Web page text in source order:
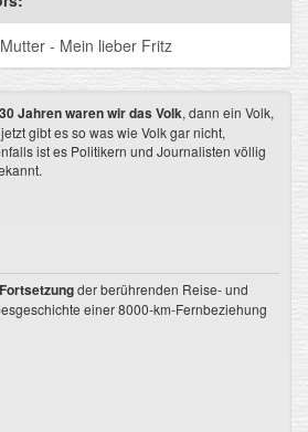
- Mein lieber Fritz
Jahren waren wir das Volk, dann ein Volk,
gibt es so was wie Volk gar nicht,
ist es Politikern und Journalisten völlig
der berührenden Reise- und
einer 8000-km-Fernbeziehung